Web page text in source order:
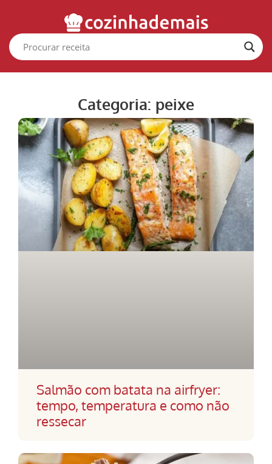
Categoria: peixe
Salmão com batata na airfryer:
tempo, temperatura e como não
ressecar